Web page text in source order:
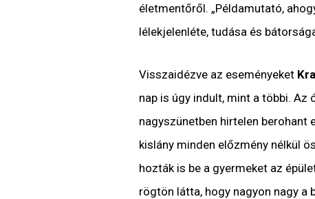
életmentőről. „Példamutató,
lélekjelenléte, tudása és
Visszaidézve az eseményeket
nap is úgy indult, mint a többi. Az
nagyszünetben hirtelen berohant
kislány minden előzmény nélkül
hozták is be a gyermeket az
rögtön látta, hogy nagyon nagy a